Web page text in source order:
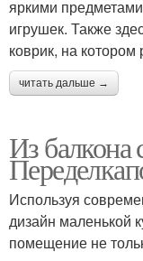
яркими
игрушек. Также
коврик, на котором
читать дальше →
Из балкона
Используя
дизайн маленькой
помещение не